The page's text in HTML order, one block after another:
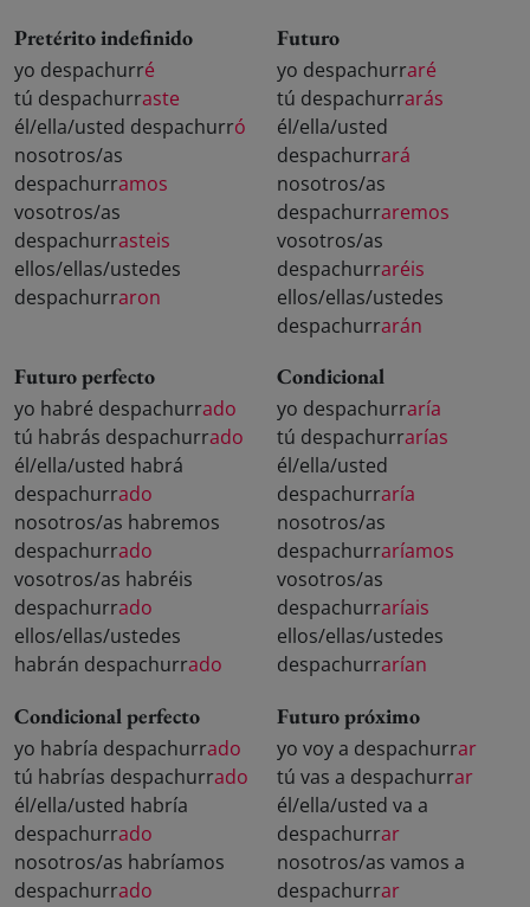
Pretérito indefinido
yo despachurré
tú despachurraste
él/ella/usted despachurró
nosotros/as
despachurramos
vosotros/as
despachurrasteis
ellos/ellas/ustedes
despachurraron
Futuro
yo despachurraré
tú despachurrarás
él/ella/usted
despachurrará
nosotros/as
despachurraremos
vosotros/as
despachurraréis
ellos/ellas/ustedes
despachurrarán
Futuro perfecto
yo habré despachurrado
tú habrás despachurrado
él/ella/usted habrá
despachurrado
nosotros/as habremos
despachurrado
vosotros/as habréis
despachurrado
ellos/ellas/ustedes
habrán despachurrado
Condicional
yo despachurraría
tú despachurrarías
él/ella/usted
despachurraría
nosotros/as
despachurraríamos
vosotros/as
despachurraríais
ellos/ellas/ustedes
despachurrarían
Condicional perfecto
yo habría despachurrado
tú habrías despachurrado
él/ella/usted habría
despachurrado
nosotros/as habríamos
despachurrado
Futuro próximo
yo voy a despachurrar
tú vas a despachurrar
él/ella/usted va a
despachurrar
nosotros/as vamos a
despachurrar